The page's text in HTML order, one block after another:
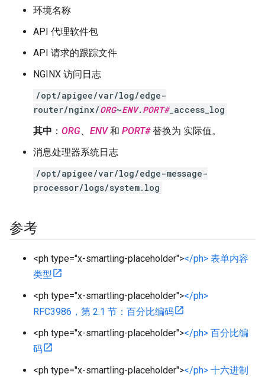
环境名称
API 代理软件包
API 请求的跟踪文件
NGINX 访问日志
/opt/apigee/var/log/edge-
router/nginx/ORG~ENV. PORT#_access_log
其中 ： ORG、 ENV和 PORT#替换为 实际值。
消息处理器系统日志
/opt/apigee/var/log/edge-message-
processor/logs/system.log
参考
<ph type="x-smartling-placeholder"></ph> 表单内容
类型
<ph type="x-smartling-placeholder"></ph>
RFC3986，第 2.1 节：百分比编码
<ph type="x-smartling-placeholder"></ph> 百分比编
码
<ph type="x-smartling-placeholder"></ph> 十六进制